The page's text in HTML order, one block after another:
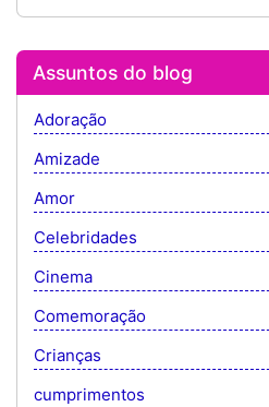
Assuntos do blog
Adoração
Amizade
Amor
Celebridades
Cinema
Comemoração
Crianças
cumprimentos